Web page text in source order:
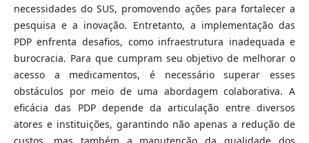
necessidades do SUS, promovendo ações para fortalecer a
pesquisa e a inovação. Entretanto, a implementação das
PDP enfrenta desafios, como infraestrutura inadequada e
burocracia. Para que cumpram seu objetivo de melhorar o
acesso a medicamentos, é necessário superar esses
obstáculos por meio de uma abordagem colaborativa. A
eficácia das PDP depende da articulação entre diversos
atores e instituições, garantindo não apenas a redução de